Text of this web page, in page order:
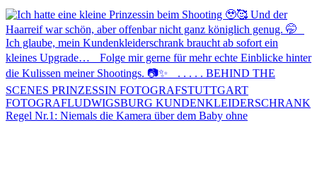
Regel Nr.1: Niemals die Kamera über dem Baby ohne